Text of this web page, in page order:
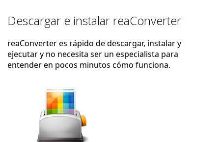
Descargar e instalar reaConverter
reaConverter es rápido de descargar, instalar y
ejecutar y no necesita ser un especialista para
entender en pocos minutos cómo funciona.